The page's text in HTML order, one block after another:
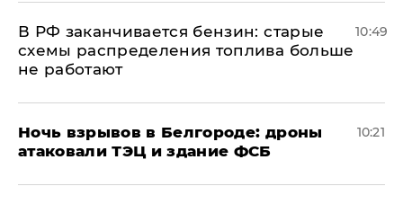
​В РФ заканчивается бензин: старые
схемы распределения топлива больше
не работают
10:49
​Ночь взрывов в Белгороде: дроны
атаковали ТЭЦ и здание ФСБ
10:21